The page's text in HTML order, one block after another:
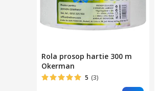
Rola prosop hartie 300 m
Okerman
5 (3)